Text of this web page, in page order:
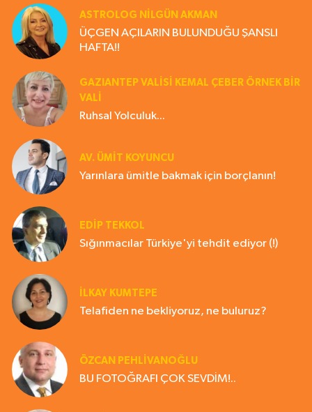
ASTROLOG NILGÜN AKMAN
ÜÇGEN AÇILARIN BULUNDUĞU ŞANSLI
HAFTA!!
GAZIANTEP VALISI KEMAL ÇEBER ÖRNEK BİR
VALİ
Ruhsal Yolculuk...
AV. ÜMIT KOYUNCU
Yarınlara ümitle bakmak için borçlanın!
EDIP TEKKOL
Sığınmacılar Türkiye'yi tehdit ediyor (!)
İLKAY KUMTEPE
Telafiden ne bekliyoruz, ne buluruz?
ÖZCAN PEHLİVANOĞLU
BU FOTOĞRAFI ÇOK SEVDİM!..